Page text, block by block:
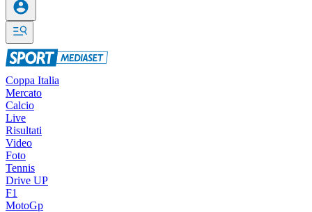
Coppa Italia
Mercato
Calcio
Live
Risultati
Video
Foto
Tennis
Drive UP
F1
MotoGp